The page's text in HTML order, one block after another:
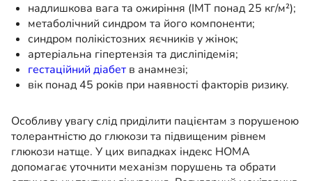
надлишкова вага та ожиріння (ІМТ понад 25 кг/м²);
метаболічний синдром та його компоненти;
синдром полікістозних яєчників у жінок;
артеріальна гіпертензія та дисліпідемія;
гестаційний діабет в анамнезі;
вік понад 45 років при наявності факторів ризику.
Особливу увагу слід приділити пацієнтам з порушеною
толерантністю до глюкози та підвищеним рівнем
глюкози натще. У цих випадках індекс HOMA
допомагає уточнити механізм порушень та обрати